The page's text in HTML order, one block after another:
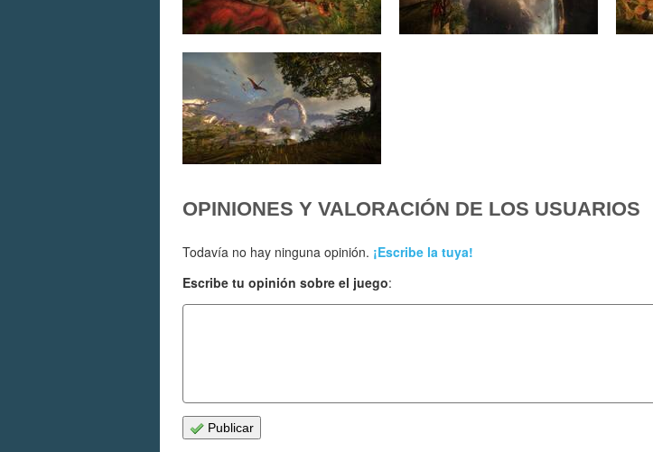
OPINIONES Y VALORACIÓN DE LOS USUARIOS
Todavía no hay ninguna opinión. ¡Escribe la tuya!
Escribe tu opinión sobre el juego:
Publicar